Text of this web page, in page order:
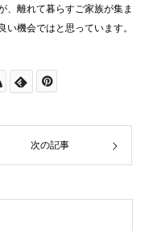
、離れて暮らすご家族が集ま
機会ではと思っています。
次の記事